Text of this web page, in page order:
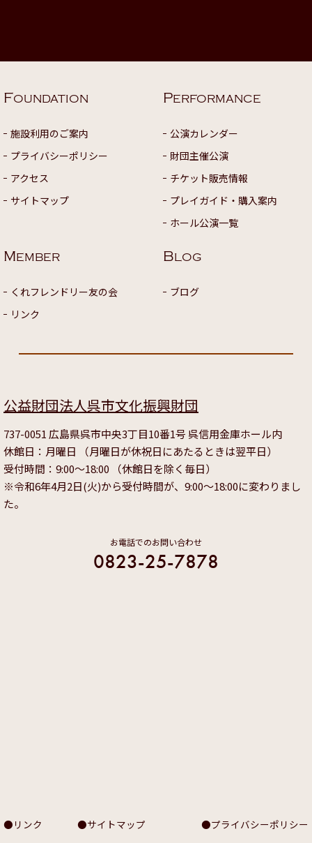
FOUNDATION
施設利用のご案内
プライバシーポリシー
アクセス
サイトマップ
PERFORMANCE
公演カレンダー
財団主催公演
チケット販売情報
プレイガイド・購入案内
ホール公演一覧
MEMBER
くれフレンドリー友の会
リンク
BLOG
ブログ
公益財団法人呉市文化振興財団
737-0051 広島県呉市中央3丁目10番1号 呉信用金庫ホール内
休館日：月曜日 （月曜日が休祝日にあたるときは翌平日）
受付時間：9:00～18:00 （休館日を除く毎日）
※令和6年4月2日(火)から受付時間が、9:00～18:00に変わりまし
た。
お電話でのお問い合わせ
0823-25-7878
リンク サイトマップ プライバシーポリシー